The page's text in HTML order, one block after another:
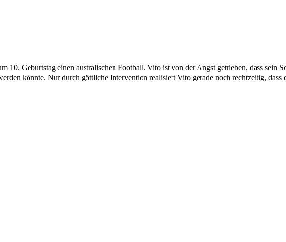
10. Geburtstag einen australischen Football. Vito ist von der Angst getrieben, dass sein
könnte. Nur durch göttliche Intervention realisiert Vito gerade noch rechtzeitig, dass